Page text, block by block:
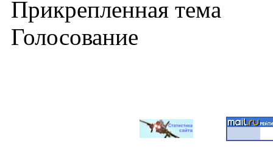
Прикрепленная тема
Голосование